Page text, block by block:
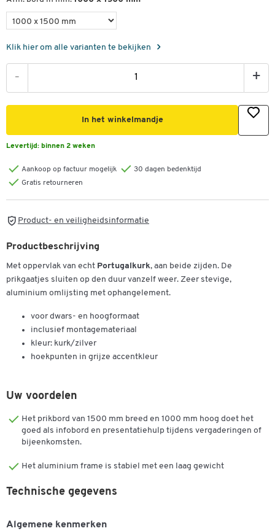
Klik hier om alle varianten te bekijken
- +
In het winkelmandje
Levertijd: binnen 2 weken
Aankoop op factuur mogelijk
30 dagen bedenktijd
Gratis retourneren
Product- en veiligheidsinformatie
Productbeschrijving
Met oppervlak van echt Portugalkurk, aan beide zijden. De
prikgaatjes sluiten op den duur vanzelf weer. Zeer stevige,
aluminium omlijsting met ophangelement.
voor dwars- en hoogformaat
inclusief montagemateriaal
kleur: kurk/zilver
hoekpunten in grijze accentkleur
Uw voordelen
Het prikbord van 1500 mm breed en 1000 mm hoog doet het
goed als infobord en presentatiehulp tijdens vergaderingen of
bijeenkomsten.
Het aluminium frame is stabiel met een laag gewicht
Technische gegevens
Algemene kenmerken